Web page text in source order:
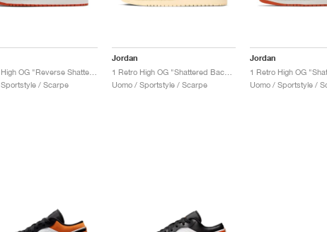
1 Retro High OG "Reverse Shattered Backboard"
/ Scarpe
Jordan
1 Retro High OG "Shattered Backboard 3.0"
Uomo / Sportstyle / Scarpe
Jordan
Uomo / Sportstyle /